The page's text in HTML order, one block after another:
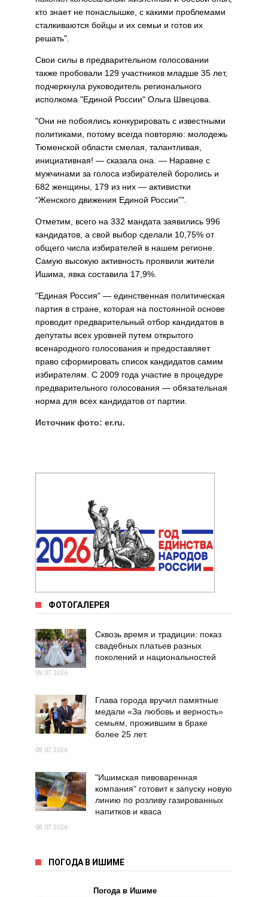
кто знает не понаслышке, с какими проблемами
сталкиваются бойцы и их семьи и готов их
решать".
Свои силы в предварительном голосовании
также пробовали 129 участников младше 35 лет,
подчеркнула руководитель регионального
исполкома "Единой России" Ольга Швецова.
"Они не побоялись конкурировать с известными
политиками, потому всегда повторяю: молодежь
Тюменской области смелая, талантливая,
инициативная! — сказала она. — Наравне с
мужчинами за голоса избирателей боролись и
682 женщины, 179 из них — активистки
“Женского движения Единой России”".
Отметим, всего на 332 мандата заявились 996
кандидатов, а свой выбор сделали 10,75% от
общего числа избирателей в нашем регионе.
Самую высокую активность проявили жители
Ишима, явка составила 17,9%.
"Единая Россия" — единственная политическая
партия в стране, которая на постоянной основе
проводит предварительный отбор кандидатов в
депутаты всех уровней путем открытого
всенародного голосования и предоставляет
право сформировать список кандидатов самим
избирателям. С 2009 года участие в процедуре
предварительного голосования — обязательная
норма для всех кандидатов от партии.
Источник фото: er.ru.
ФОТОГАЛЕРЕЯ
Сквозь время и традиции: показ
свадебных платьев разных
поколений и национальностей
09.07.2026
Глава города вручил памятные
медали «За любовь и верность»
семьям, прожившим в браке
более 25 лет.
09.07.2026
"Ишимская пивоваренная
компания" готовит к запуску новую
линию по розливу газированных
напитков и кваса
08.07.2026
ПОГОДА В ИШИМЕ
Погода в Ишиме